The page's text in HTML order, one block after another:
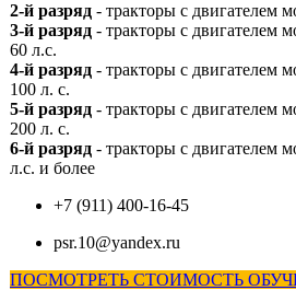
2-й разряд - тракторы с двигателем
3-й разряд - тракторы с двигателем
60 л.с.
4-й разряд - тракторы с двигателем
100 л. с.
5-й разряд - тракторы с двигателем
200 л. с.
6-й разряд - тракторы с двигателем
л.с. и более
+7 (911) 400-16-45
psr.10@yandex.ru
ПОСМОТРЕТЬ СТОИМОСТЬ